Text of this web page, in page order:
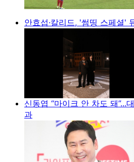
안효섭·칼리드, '썸띵 스페셜'
신동엽 “마이크 안 차도 돼”...
과